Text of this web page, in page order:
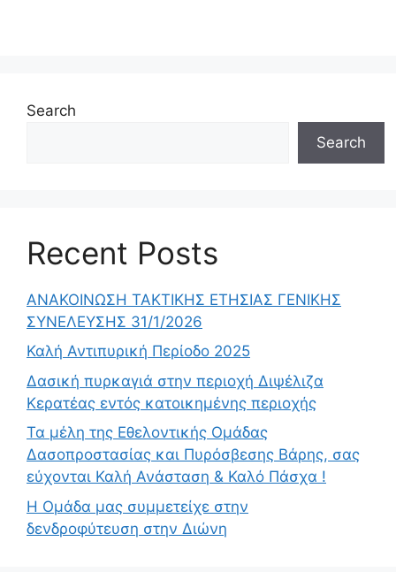
Search
Search
Recent Posts
ΑΝΑΚΟΙΝΩΣΗ ΤΑΚΤΙΚΗΣ ΕΤΗΣΙΑΣ ΓΕΝΙΚΗΣ
ΣΥΝΕΛΕΥΣΗΣ 31/1/2026
Καλή Αντιπυρική Περίοδο 2025
Δασική πυρκαγιά στην περιοχή Διψέλιζα
Κερατέας εντός κατοικημένης περιοχής
Τα μέλη της Εθελοντικής Ομάδας
Δασοπροστασίας και Πυρόσβεσης Βάρης, σας
εύχονται Καλή Ανάσταση & Καλό Πάσχα !
Η Ομάδα μας συμμετείχε στην
δενδροφύτευση στην Διώνη